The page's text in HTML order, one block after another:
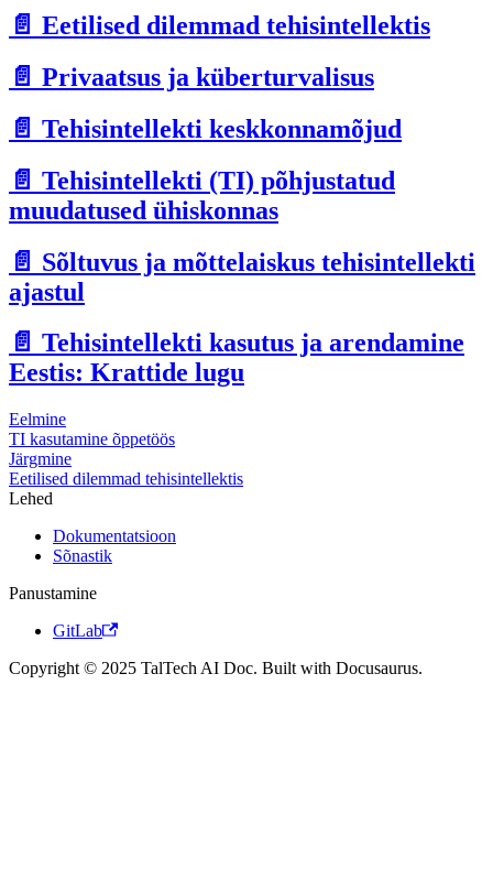
📄️ Eetilised dilemmad tehisintellektis
📄️ Privaatsus ja küberturvalisus
📄️ Tehisintellekti keskkonnamõjud
📄️ Tehisintellekti (TI) põhjustatud
muudatused ühiskonnas
📄️ Sõltuvus ja mõttelaiskus tehisintellekti
ajastul
📄️ Tehisintellekti kasutus ja arendamine
Eestis: Krattide lugu
Eelmine
TI kasutamine õppetöös
Järgmine
Eetilised dilemmad tehisintellektis
Lehed
Dokumentatsioon
Sõnastik
Panustamine
GitLab
Copyright © 2025 TalTech AI Doc. Built with Docusaurus.